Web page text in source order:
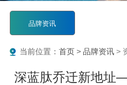
品牌资讯
当前位置： 首页 > 品牌资讯 >
深蓝肽乔迁新地址